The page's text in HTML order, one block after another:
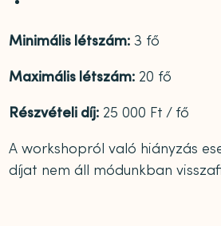
Minimális létszám: 3 fő
Maximális létszám: 20 fő
Részvételi díj: 25 000 Ft / fő
A workshopról való hiányzás
díjat nem áll módunkban